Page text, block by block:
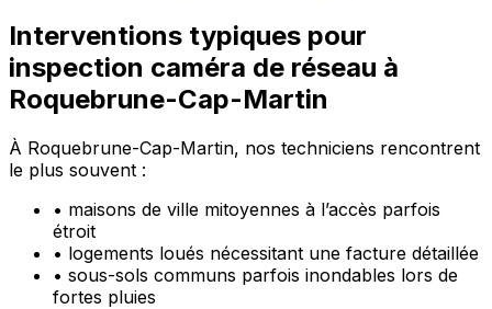
Interventions typiques pour
inspection caméra de réseau à
Roquebrune-Cap-Martin
À Roquebrune-Cap-Martin, nos techniciens rencontrent
le plus souvent :
• maisons de ville mitoyennes à l’accès parfois
étroit
• logements loués nécessitant une facture détaillée
• sous-sols communs parfois inondables lors de
fortes pluies